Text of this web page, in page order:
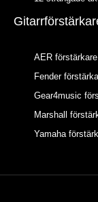
AER förstärkare
Fender
Gear4music
Marshall
Yamaha